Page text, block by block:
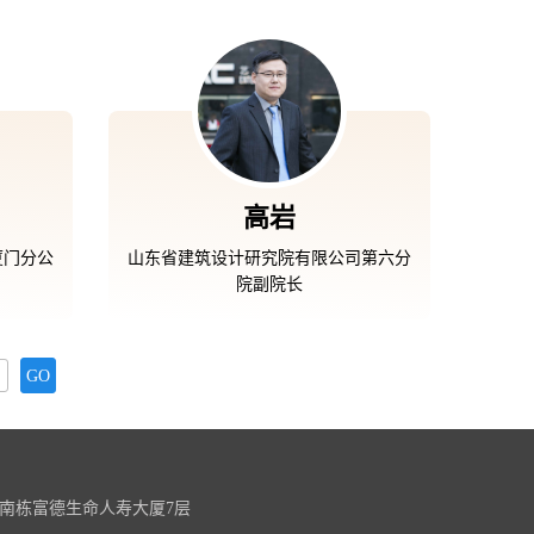
分公
高岩
山东省建筑设计研究院有限公司第六分
院副院长
栋富德生命人寿大厦7层